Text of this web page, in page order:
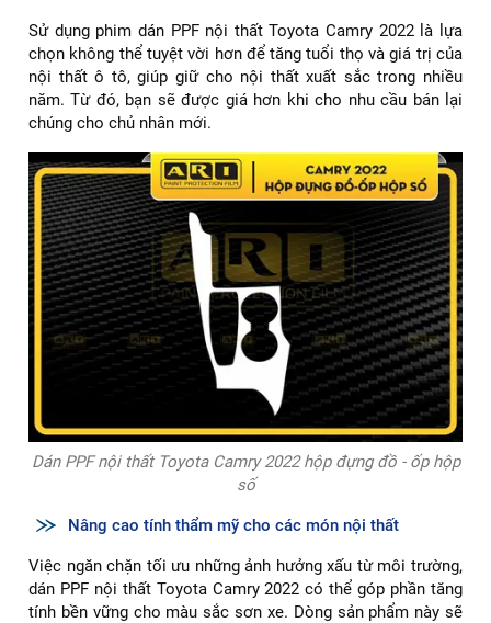
Sử dụng phim dán PPF nội thất Toyota Camry 2022 là lựa
chọn không thể tuyệt vời hơn để tăng tuổi thọ và giá trị của
nội thất ô tô, giúp giữ cho nội thất xuất sắc trong nhiều
năm. Từ đó, bạn sẽ được giá hơn khi cho nhu cầu bán lại
chúng cho chủ nhân mới.
Dán PPF nội thất Toyota Camry 2022 hộp đựng đồ - ốp hộp
số
Nâng cao tính thẩm mỹ cho các món nội thất
Việc ngăn chặn tối ưu những ảnh hưởng xấu từ môi trường,
dán PPF nội thất Toyota Camry 2022 có thể góp phần tăng
tính bền vững cho màu sắc sơn xe. Dòng sản phẩm này sẽ